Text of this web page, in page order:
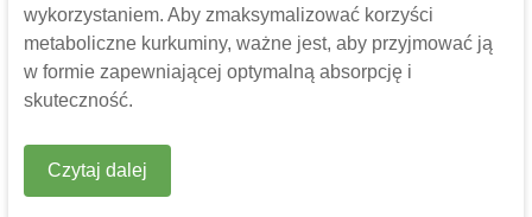
wykorzystaniem. Aby zmaksymalizować korzyści
metaboliczne kurkuminy, ważne jest, aby przyjmować ją
w formie zapewniającej optymalną absorpcję i
skuteczność.
Czytaj dalej